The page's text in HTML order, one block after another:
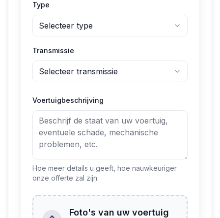
Type
Selecteer type
Transmissie
Selecteer transmissie
Voertuigbeschrijving
Hoe meer details u geeft, hoe nauwkeuriger
onze offerte zal zijn.
Foto's van uw voertuig